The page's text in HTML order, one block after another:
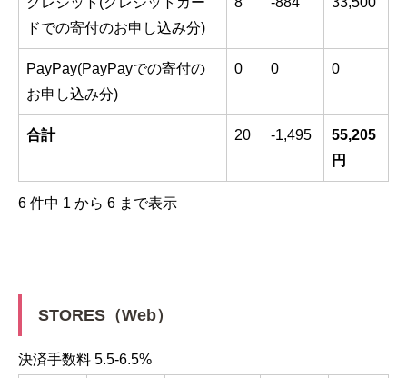
ドでの寄付のお申し込み分)
PayPay(PayPayでの寄付の
お申し込み分)
0 0 0
合計 20 -1,495
55,205
円
6 件中 1 から 6 まで表示
STORES（Web）
決済手数料 5.5-6.5%